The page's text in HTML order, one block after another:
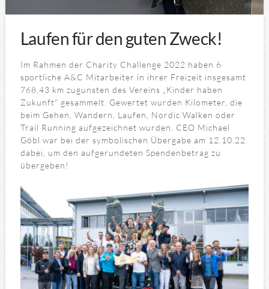
Laufen für den guten Zweck!
Im Rahmen der Charity Challenge 2022 haben 6
sportliche A&C Mitarbeiter in ihrer Freizeit insgesamt
768,43 km zugunsten des Vereins „Kinder haben
Zukunft“ gesammelt. Gewertet wurden Kilometer, die
beim Gehen, Wandern, Laufen, Nordic Walken oder
Trail Running aufgezeichnet wurden. CEO Michael
Göbl war bei der symbolischen Übergabe am 12.10.22
dabei, um den aufgerundeten Spendenbetrag zu
übergeben!